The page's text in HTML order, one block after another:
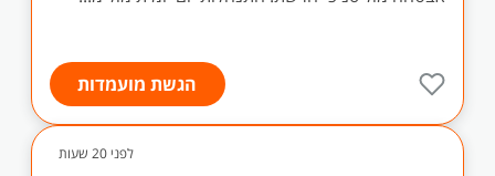
הגשת מועמדות
לפני 20 שעות